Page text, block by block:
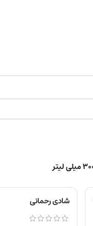
شادی رحمانی